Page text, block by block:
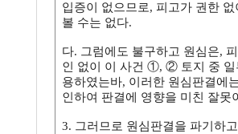
입증이 없으므로, 피고가 권한
볼 수는 없다.
다. 그럼에도 불구하고 원심은,
인 없이 이 사건 ①, ② 토지 중 일
용하였는바, 이러한 원심판결에
인하여 판결에 영향을 미친 잘
3. 그러므로 원심판결을 파기하